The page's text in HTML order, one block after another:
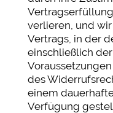
verlieren, und
Vertrags, in der
einschließlich
des
einem
Verfügung